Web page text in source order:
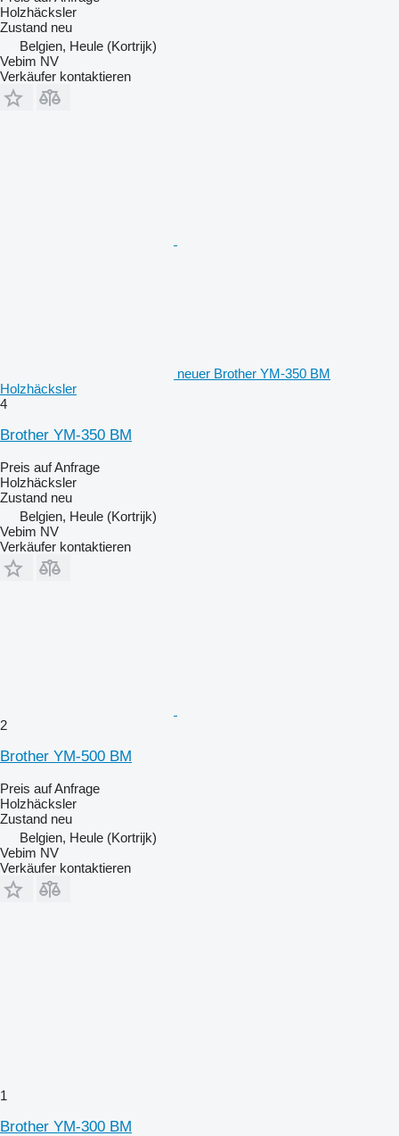
Holzhäcksler
Zustand neu
Belgien, Heule (Kortrijk)
Vebim NV
Verkäufer kontaktieren
neuer Brother YM-350 BM
Holzhäcksler
4
Brother YM-350 BM
Preis auf Anfrage
Holzhäcksler
Zustand neu
Belgien, Heule (Kortrijk)
Vebim NV
Verkäufer kontaktieren
2
Brother YM-500 BM
Preis auf Anfrage
Holzhäcksler
Zustand neu
Belgien, Heule (Kortrijk)
Vebim NV
Verkäufer kontaktieren
1
Brother YM-300 BM